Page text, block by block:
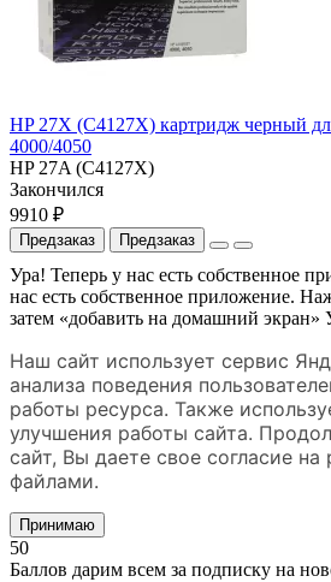
HP 27X (C4127X) картридж черный
4000/4050
HP 27A (C4127X)
Закончился
9910 ₽
Предзаказ Предзаказ
Ура! Теперь у нас есть собственное
нас есть собственное приложение.
затем «добавить на домашний экран»
Наш сайт использует сервис
анализа поведения
работы ресурса. Также
улучшения работы сайта.
сайт, Вы даете свое согласие на
файлами.
Принимаю
50
Баллов дарим всем за подписку на